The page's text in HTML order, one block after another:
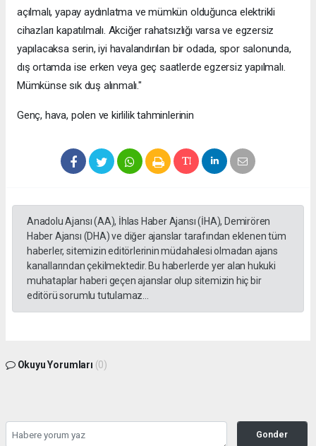
açılmalı, yapay aydınlatma ve mümkün olduğunca elektrikli
cihazları kapatılmalı. Akciğer rahatsızlığı varsa ve egzersiz
yapılacaksa serin, iyi havalandırılan bir odada, spor salonunda,
dış ortamda ise erken veya geç saatlerde egzersiz yapılmalı.
Mümkünse sık duş alınmalı."
Genç, hava, polen ve kirlilik tahminlerinin
Anadolu Ajansı (AA), İhlas Haber Ajansı (İHA), Demirören
Haber Ajansı (DHA) ve diğer ajanslar tarafından eklenen tüm
haberler, sitemizin editörlerinin müdahalesi olmadan ajans
kanallarından çekilmektedir. Bu haberlerde yer alan hukuki
muhataplar haberi geçen ajanslar olup sitemizin hiç bir
editörü sorumlu tutulamaz...
Okuyu Yorumları (0)
Gonder